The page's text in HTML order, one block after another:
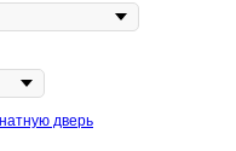
дверь